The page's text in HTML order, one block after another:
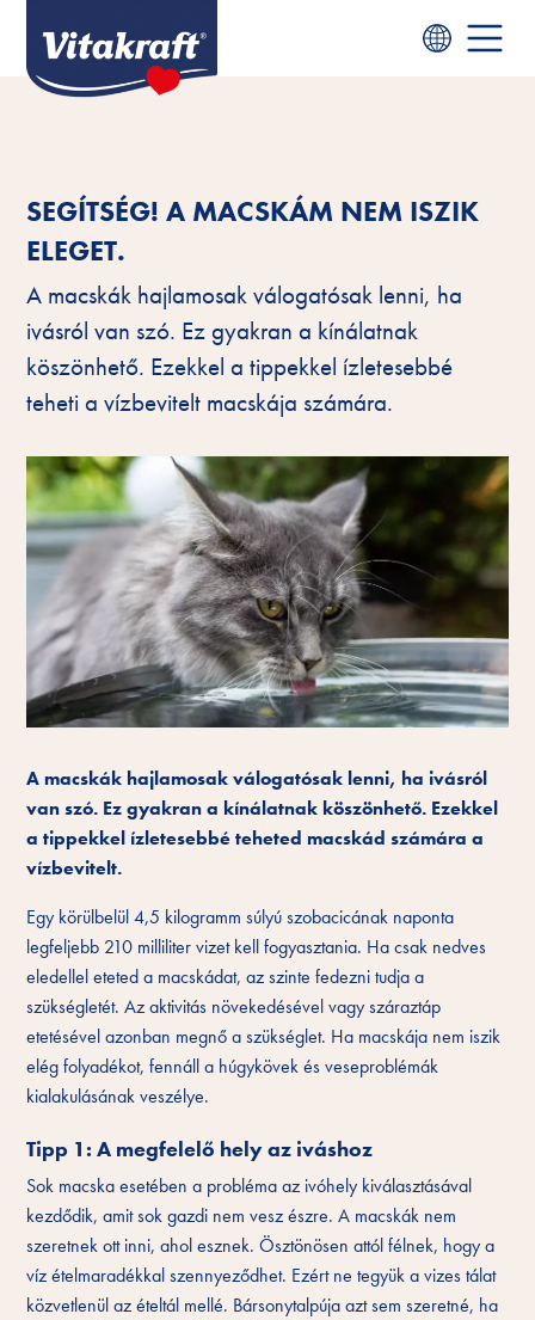
SEGÍTSÉG! A MACSKÁM NEM ISZIK
ELEGET.
A macskák hajlamosak válogatósak lenni, ha
ivásról van szó. Ez gyakran a kínálatnak
köszönhető. Ezekkel a tippekkel ízletesebbé
teheti a vízbevitelt macskája számára.
A macskák hajlamosak válogatósak lenni, ha ivásról
van szó. Ez gyakran a kínálatnak köszönhető. Ezekkel
a tippekkel ízletesebbé teheted macskád számára a
vízbevitelt.
Egy körülbelül 4,5 kilogramm súlyú szobacicának naponta
legfeljebb 210 milliliter vizet kell fogyasztania. Ha csak nedves
eledellel eteted a macskádat, az szinte fedezni tudja a
szükségletét. Az aktivitás növekedésével vagy száraztáp
etetésével azonban megnő a szükséglet. Ha macskája nem iszik
elég folyadékot, fennáll a húgykövek és veseproblémák
kialakulásának veszélye.
Tipp 1: A megfelelő hely az iváshoz
Sok macska esetében a probléma az ivóhely kiválasztásával
kezdődik, amit sok gazdi nem vesz észre. A macskák nem
szeretnek ott inni, ahol esznek. Ösztönösen attól félnek, hogy a
víz ételmaradékkal szennyeződhet. Ezért ne tegyük a vizes tálat
közvetlenül az ételtál mellé. Bársonytalpúja azt sem szeretné, ha